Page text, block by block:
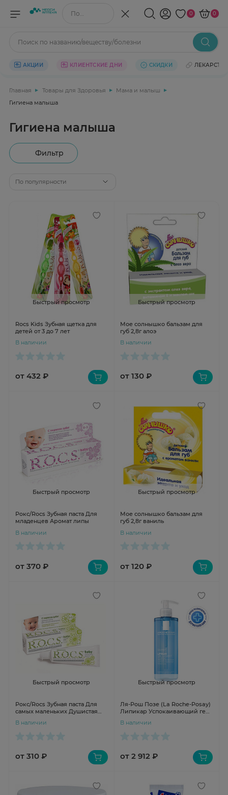
Поиск по названию/веществу 0 0
Поиск по названию/веществу/болезни
АКЦИИ КЛИЕНТСКИЕ ДНИ СКИДКИ ЛЕКАРСТВА
Главная Товары для Здоровья
Мама и малыш
Гигиена малыша
Гигиена малыша
Фильтр
По популярности
Быстрый просмотр
Rocs Kids Зубная щетка для
детей от 3 до 7 лет
В наличии
от 432 ₽
Быстрый просмотр
Мое солнышко бальзам для
губ 2,8г алоэ
В наличии
от 130 ₽
Быстрый просмотр
Рокс/Rocs Зубная паста Для
младенцев Аромат липы
В наличии
от 370 ₽
Быстрый просмотр
Мое солнышко бальзам для
губ 2,8г ваниль
В наличии
от 120 ₽
Быстрый просмотр
Рокс/Rocs Зубная паста Для
самых маленьких Душистая
В наличии
от 310 ₽
Быстрый просмотр
Ля-Рош Позе (La Roche-Posay)
Липикар Успокаивающий гель
свойствами 400мл
В наличии
от 2 912 ₽